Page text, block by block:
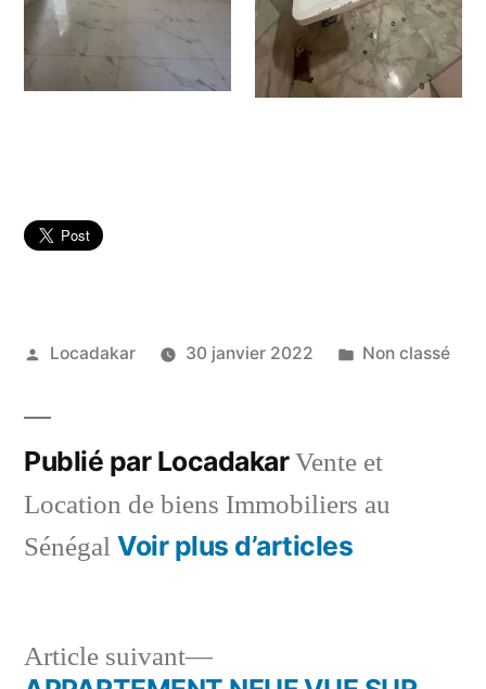
Publié
Locadakar 30 janvier 2022
Publié
Non classé
Publié par LocadakarVente et
Location de biens Immobiliers au
Sénégal Voir plus d’articles
Article suivant
Article